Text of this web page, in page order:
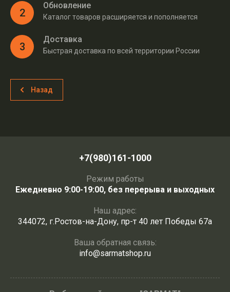
2
Обновление
Каталог товаров расширяется и пополняется
3
Доставка
Быстрая доставка по всей территории России
Назад
+7(980)161-1000
Режим работы
Ежедневно 9:00-19:00, без перерыва и выходных
Наш адрес:
344072, г.Ростов-на-Дону, пр-т 40 лет Победы 67а
Ваша обратная связь:
info@sarmatshop.ru